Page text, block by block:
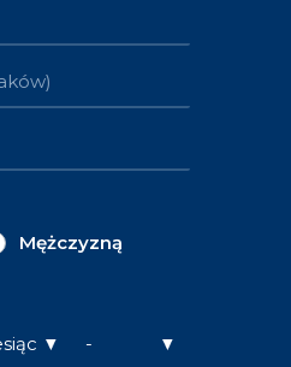
Mężczyzną